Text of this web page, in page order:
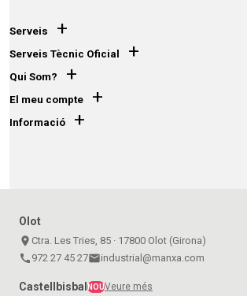
Serveis +
Serveis Tècnic Oficial +
Qui Som? +
El meu compte +
Informació +
Olot
place Ctra. Les Tries, 85 · 17800 Olot (Girona)
call 972 27 45 27emailindustrial@manxa.com
CastellbisbalNOUVeure més